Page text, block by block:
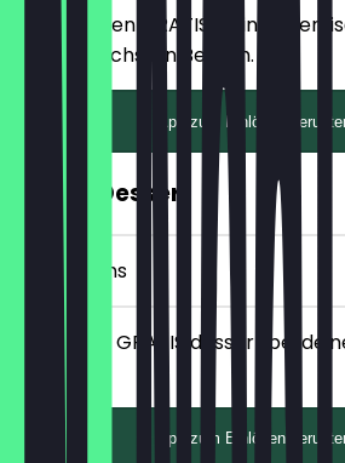
Erhalte einen GRATIS kleinen
deinem nächsten Besuch.
App zum Einlösen
GRATIS Dessert
5 Check-ins
Erhalte ein GRATIS dessert bei
Besuch.
App zum Einlösen